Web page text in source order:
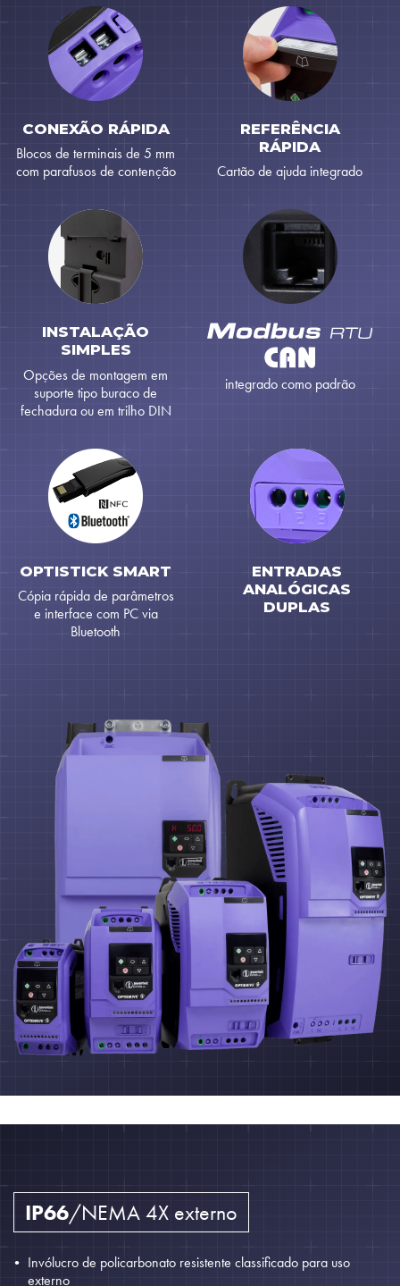
CONEXÃO RÁPIDA
Blocos de terminais de 5 mm
com parafusos de contenção
REFERÊNCIA
RÁPIDA
Cartão de ajuda integrado
INSTALAÇÃO
SIMPLES
Opções de montagem em
suporte tipo buraco de
fechadura ou em trilho DIN
integrado como padrão
OPTISTICK SMART
Cópia rápida de parâmetros
e interface com PC via
Bluetooth
ENTRADAS
ANALÓGICAS
DUPLAS
IP66/NEMA 4X externo
Invólucro de policarbonato resistente classificado para uso
externo